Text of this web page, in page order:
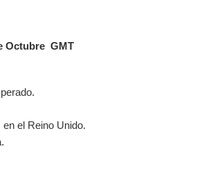
Octubre GMT
el Reino Unido.